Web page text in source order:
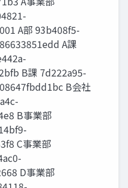
A部 93b408f5-
A課
B課 7d222a95-
B会社
B事業部
C事業部
D事業部